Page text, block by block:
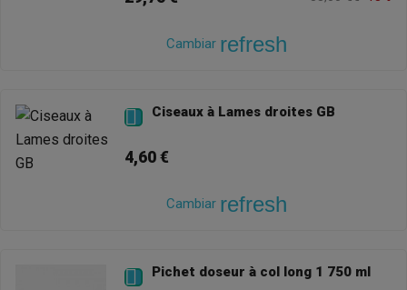
Cambiar refresh
 Ciseaux à Lames droites GB
4,60 €
Cambiar refresh
 Pichet doseur à col long 1 750 ml